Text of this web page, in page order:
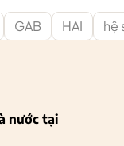
GAB HAI hệ
nước tại